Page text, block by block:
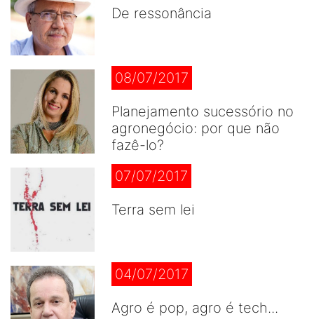
De ressonância
08/07/2017
Planejamento sucessório no
agronegócio: por que não
fazê-lo?
07/07/2017
Terra sem lei
04/07/2017
Agro é pop, agro é tech...